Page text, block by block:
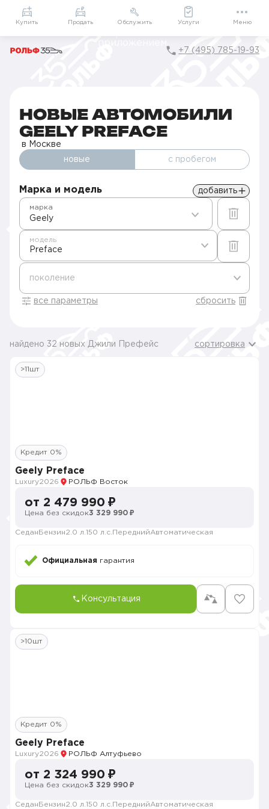
Приложение
Мой РОЛЬФ
Подарки внутри
+7 (495) 785-19-93
НОВЫЕ АВТОМОБИЛИ
GEELY PREFACE
в Москве
новые с пробегом
Марка и модель добавить
Geely
марка
Preface
модель
поколение
все параметры сбросить
найдено 32 новых Джили Префейс сортировка
>11шт
Кредит 0%
Geely Preface
Luxury2026 РОЛЬФ Восток
от 2 479 990 ₽
Цена без скидок3 329 990 ₽
Седан Бензин2.0 л. 150 л.с. ПереднийАвтоматическая
Официальная гарантия
Консультация
>10шт
Кредит 0%
Geely Preface
Luxury2026 РОЛЬФ Алтуфьево
от 2 324 990 ₽
Цена без скидок3 329 990 ₽
Седан Бензин2.0 л. 150 л.с. ПереднийАвтоматическая
Купить Продать Обслужить Услуги Меню